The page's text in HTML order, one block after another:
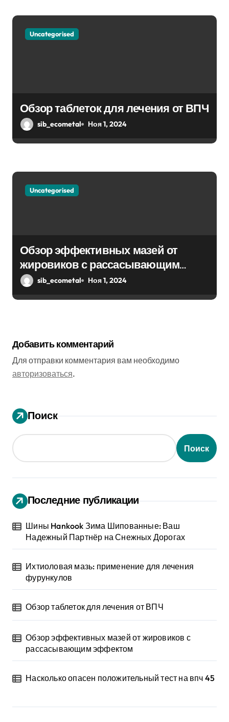
я
Uncategorised
Обзор таблеток для лечения от ВПЧ
sib_ecometal Ноя 1, 2024
Uncategorised
Обзор эффективных мазей от
жировиков с рассасывающим
эффектом
sib_ecometal Ноя 1, 2024
Добавить комментарий
Для отправки комментария вам необходимо
авторизоваться.
Поиск
Поиск
Последние публикации
Шины Hankook Зима Шипованные: Ваш
Надежный Партнёр на Снежных Дорогах
Ихтиоловая мазь: применение для лечения
фурункулов
Обзор таблеток для лечения от ВПЧ
Обзор эффективных мазей от жировиков с
рассасывающим эффектом
Насколько опасен положительный тест на впч 45